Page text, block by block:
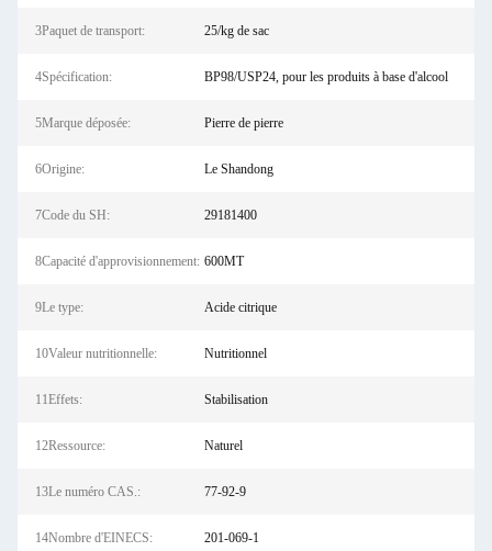
3Paquet de transport: 25/kg de sac
4Spécification: BP98/USP24, pour les produits à base d'alcool
5Marque déposée: Pierre de pierre
6Origine: Le Shandong
7Code du SH: 29181400
8Capacité d'approvisionnement: 600MT
9Le type: Acide citrique
10Valeur nutritionnelle: Nutritionnel
11Effets: Stabilisation
12Ressource: Naturel
13Le numéro CAS.: 77-92-9
14Nombre d'EINECS: 201-069-1